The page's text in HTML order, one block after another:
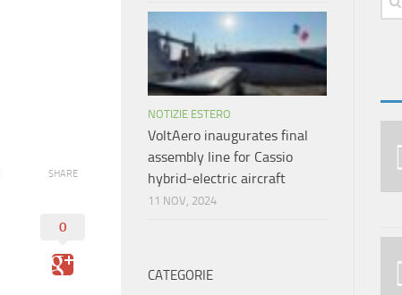
SHARE
0
NOTIZIE ESTERO
VoltAero inaugurates final
assembly line for Cassio
hybrid-electric aircraft
11 NOV, 2024
CATEGORIE